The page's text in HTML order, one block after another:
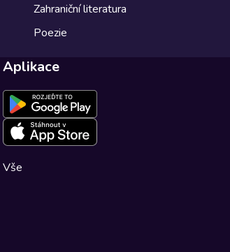
Zahraniční literatura
Poezie
Aplikace
Vše